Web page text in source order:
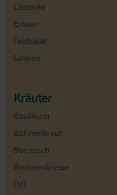
Chicorée
Erbsen
Feldsalat
Gurken
Kräuter
Basilikum
Bohnenkraut
Borretsch
Brunnenkresse
Dill